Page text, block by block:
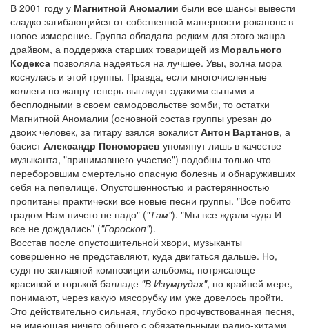
В 2001 году у Магнитной Аномалии были все шансы вывести
сладко загибающийся от собственной манерности рокапопс в
новое измерение. Группа обладала редким для этого жанра
драйвом, а поддержка старших товарищей из Морального
Кодекса позволяла надеяться на лучшее. Увы, волна мора
коснулась и этой группы. Правда, если многочисленные
коллеги по жанру теперь выглядят эдакими сытыми и
бесплодными в своем самодовольстве зомби, то остатки
Магнитной Аномалии (основной состав группы урезан до
двоих человек, за гитару взялся вокалистАнтон Вартанов, а
басистАлександр Пономораев упомянут лишь в качестве
музыканта, "принимавшего участие") подобны только что
переборовшим смертельно опасную болезнь и обнаруживших
себя на пепелище. Опустошенностью и растерянностью
пропитаны практически все новые песни группы. "Все побито
градом Нам ничего не надо" ("Там"). "Мы все ждали чуда И
все не дождались" ("Гороскоп").
Восстав после опустошительной хвори, музыканты
совершенно не представляют, куда двигаться дальше. Но,
судя по заглавной композиции альбома, потрясающе
красивой и горькой балладе "В Изумрудах", по крайней мере,
понимают, через какую мясорубку им уже довелось пройти.
Это действительно сильная, глубоко прочувствованная песня,
не имеющая ничего общего с обязательными радио-хитами